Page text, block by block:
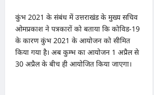
कुंभ 2021 के संबंध में उत्तराखंड के मुख्य सचिव
ओमप्रकाश ने पत्रकारों को बताया कि कोविड-19
के कारण कुंभ 2021 के आयोजन को सीमित
किया गया है। अब कुम्भ का आयोजन 1 अप्रैल से
30 अप्रैल के बीच ही आयोजित किया जाएगा।